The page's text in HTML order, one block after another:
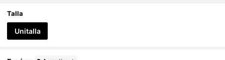
Talla
Unitalla